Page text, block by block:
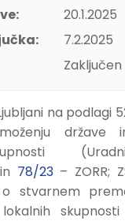
20.1.2025
7.2.2025
Zaključen
na podlagi
države
in 78/23– ZORR;
stvarnem